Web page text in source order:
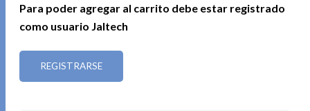
entre otros
• Incluye: extensión HDMI, control remoto, cable Tipo C
Para poder agregar al carrito debe estar registrado
como usuario Jaltech
REGISTRARSE